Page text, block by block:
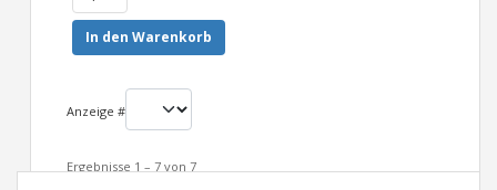
In den Warenkorb
Anzeige #
Ergebnisse 1 – 7 von 7